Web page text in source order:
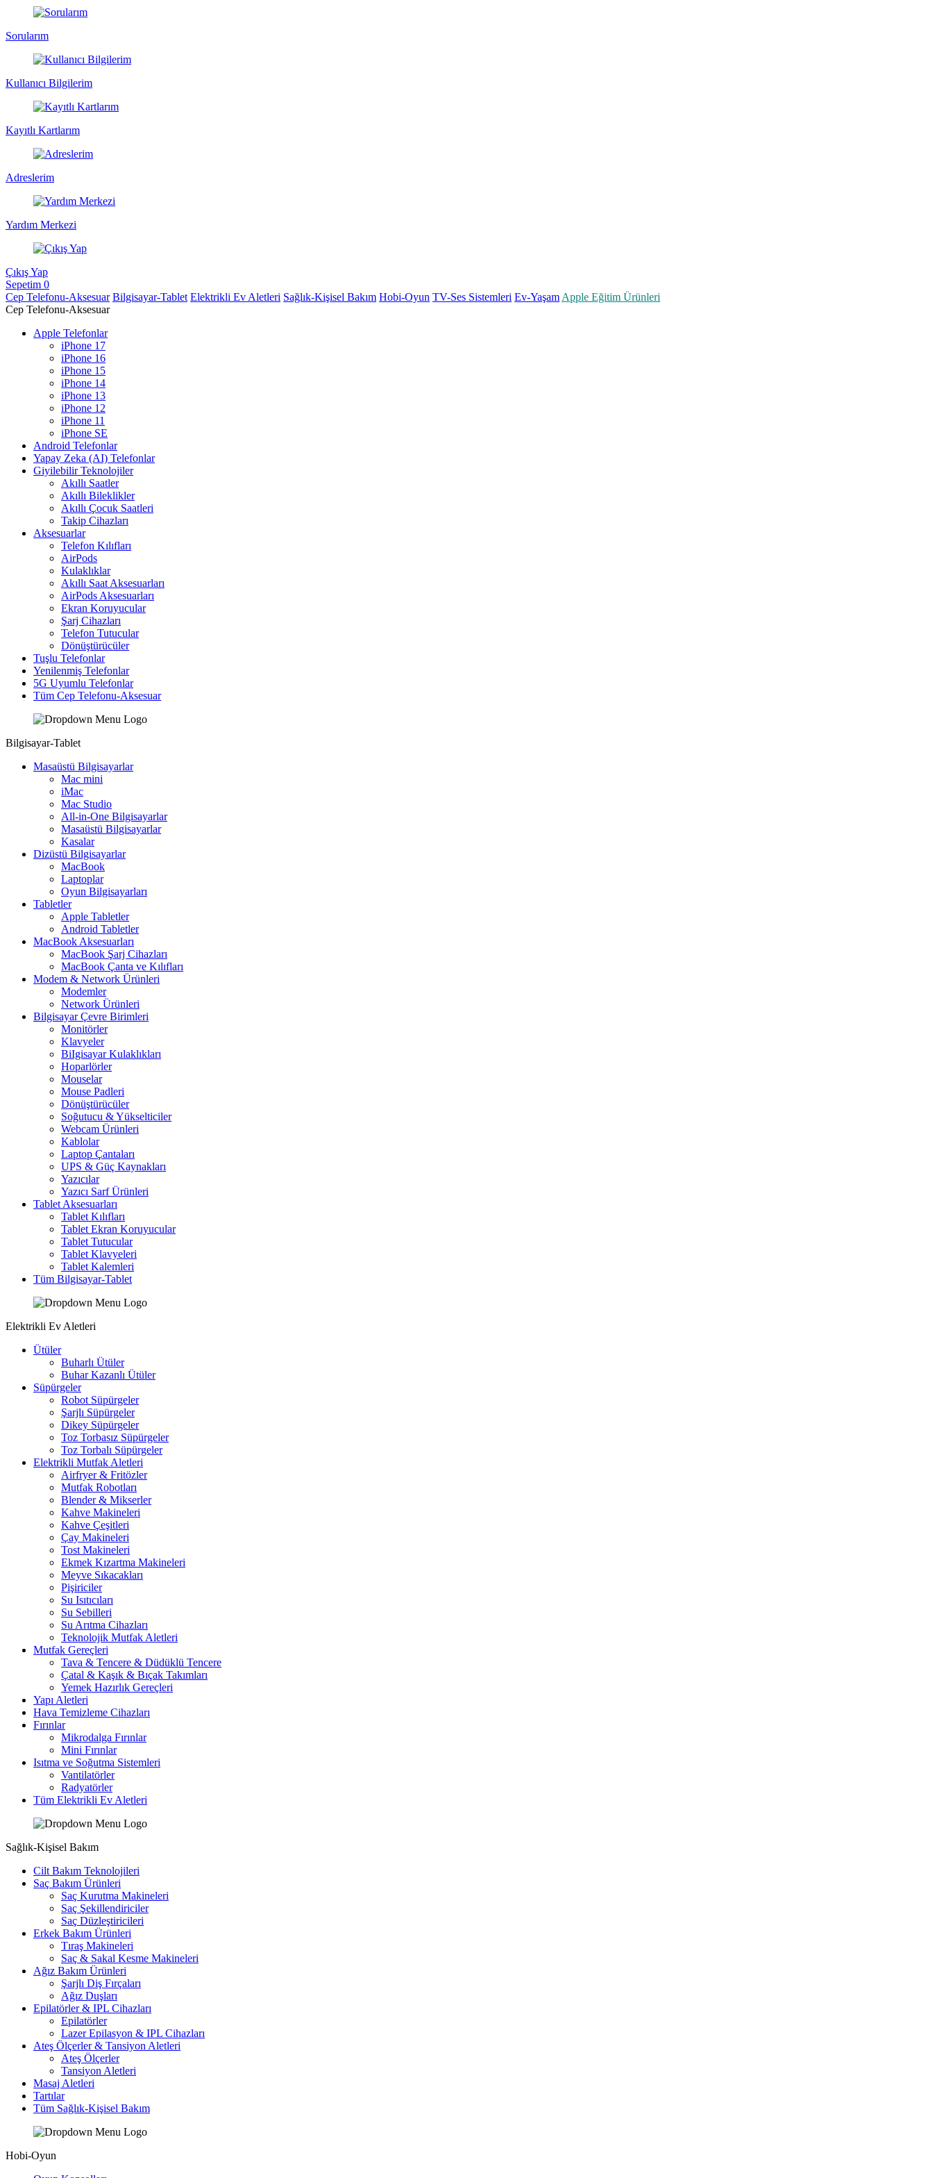
Sorularım
Kullanıcı Bilgilerim
Kayıtlı Kartlarım
Adreslerim
Yardım Merkezi
Çıkış Yap
Sepetim 0
Cep Telefonu-Aksesuar Bilgisayar-Tablet Elektrikli Ev Aletleri Sağlık-Kişisel Bakım Hobi-Oyun TV-Ses Sistemleri Ev-Yaşam Apple Eğitim Ürünleri
Cep Telefonu-Aksesuar
Apple Telefonlar
iPhone 17
iPhone 16
iPhone 15
iPhone 14
iPhone 13
iPhone 12
iPhone 11
iPhone SE
Android Telefonlar
Yapay Zeka (AI) Telefonlar
Giyilebilir Teknolojiler
Akıllı Saatler
Akıllı Bileklikler
Akıllı Çocuk Saatleri
Takip Cihazları
Aksesuarlar
Telefon Kılıfları
AirPods
Kulaklıklar
Akıllı Saat Aksesuarları
AirPods Aksesuarları
Ekran Koruyucular
Şarj Cihazları
Telefon Tutucular
Dönüştürücüler
Tuşlu Telefonlar
Yenilenmiş Telefonlar
5G Uyumlu Telefonlar
Tüm Cep Telefonu-Aksesuar
Bilgisayar-Tablet
Masaüstü Bilgisayarlar
Mac mini
iMac
Mac Studio
All-in-One Bilgisayarlar
Masaüstü Bilgisayarlar
Kasalar
Dizüstü Bilgisayarlar
MacBook
Laptoplar
Oyun Bilgisayarları
Tabletler
Apple Tabletler
Android Tabletler
MacBook Aksesuarları
MacBook Şarj Cihazları
MacBook Çanta ve Kılıfları
Modem & Network Ürünleri
Modemler
Network Ürünleri
Bilgisayar Çevre Birimleri
Monitörler
Klavyeler
BiIgisayar Kulaklıkları
Hoparlörler
Mouselar
Mouse Padleri
Dönüştürücüler
Soğutucu & Yükselticiler
Webcam Ürünleri
Kablolar
Laptop Çantaları
UPS & Güç Kaynakları
Yazıcılar
Yazıcı Sarf Ürünleri
Tablet Aksesuarları
Tablet Kılıfları
Tablet Ekran Koruyucular
Tablet Tutucular
Tablet Klavyeleri
Tablet Kalemleri
Tüm Bilgisayar-Tablet
Elektrikli Ev Aletleri
Ütüler
Buharlı Ütüler
Buhar Kazanlı Ütüler
Süpürgeler
Robot Süpürgeler
Şarjlı Süpürgeler
Dikey Süpürgeler
Toz Torbasız Süpürgeler
Toz Torbalı Süpürgeler
Elektrikli Mutfak Aletleri
Airfryer & Fritözler
Mutfak Robotları
Blender & Mikserler
Kahve Makineleri
Kahve Çeşitleri
Çay Makineleri
Tost Makineleri
Ekmek Kızartma Makineleri
Meyve Sıkacakları
Pişiriciler
Su Isıtıcıları
Su Sebilleri
Su Arıtma Cihazları
Teknolojik Mutfak Aletleri
Mutfak Gereçleri
Tava & Tencere & Düdüklü Tencere
Çatal & Kaşık & Bıçak Takımları
Yemek Hazırlık Gereçleri
Yapı Aletleri
Hava Temizleme Cihazları
Fırınlar
Mikrodalga Fırınlar
Mini Fırınlar
Isıtma ve Soğutma Sistemleri
Vantilatörler
Radyatörler
Tüm Elektrikli Ev Aletleri
Sağlık-Kişisel Bakım
Cilt Bakım Teknolojileri
Saç Bakım Ürünleri
Saç Kurutma Makineleri
Saç Şekillendiriciler
Saç Düzleştiricileri
Erkek Bakım Ürünleri
Tıraş Makineleri
Saç & Sakal Kesme Makineleri
Ağız Bakım Ürünleri
Şarjlı Diş Fırçaları
Ağız Duşları
Epilatörler & IPL Cihazları
Epilatörler
Lazer Epilasyon & IPL Cihazları
Ateş Ölçerler & Tansiyon Aletleri
Ateş Ölçerler
Tansiyon Aletleri
Masaj Aletleri
Tartılar
Tüm Sağlık-Kişisel Bakım
Hobi-Oyun